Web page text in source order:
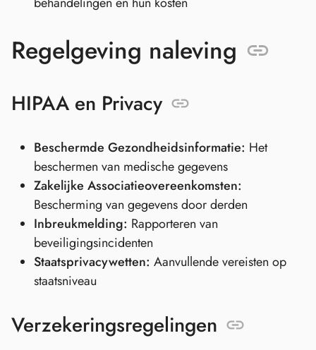
Regelgeving naleving
HIPAA en Privacy
Beschermde Gezondheidsinformatie: Het
beschermen van medische gegevens
Zakelijke Associatieovereenkomsten:
Bescherming van gegevens door derden
Inbreukmelding: Rapporteren van
beveiligingsincidenten
Staatsprivacywetten: Aanvullende vereisten op
staatsniveau
Verzekeringsregelingen